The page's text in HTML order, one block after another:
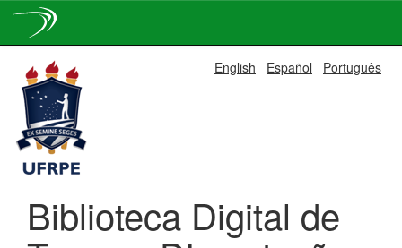
navigation
English Español Português
Biblioteca Digital de